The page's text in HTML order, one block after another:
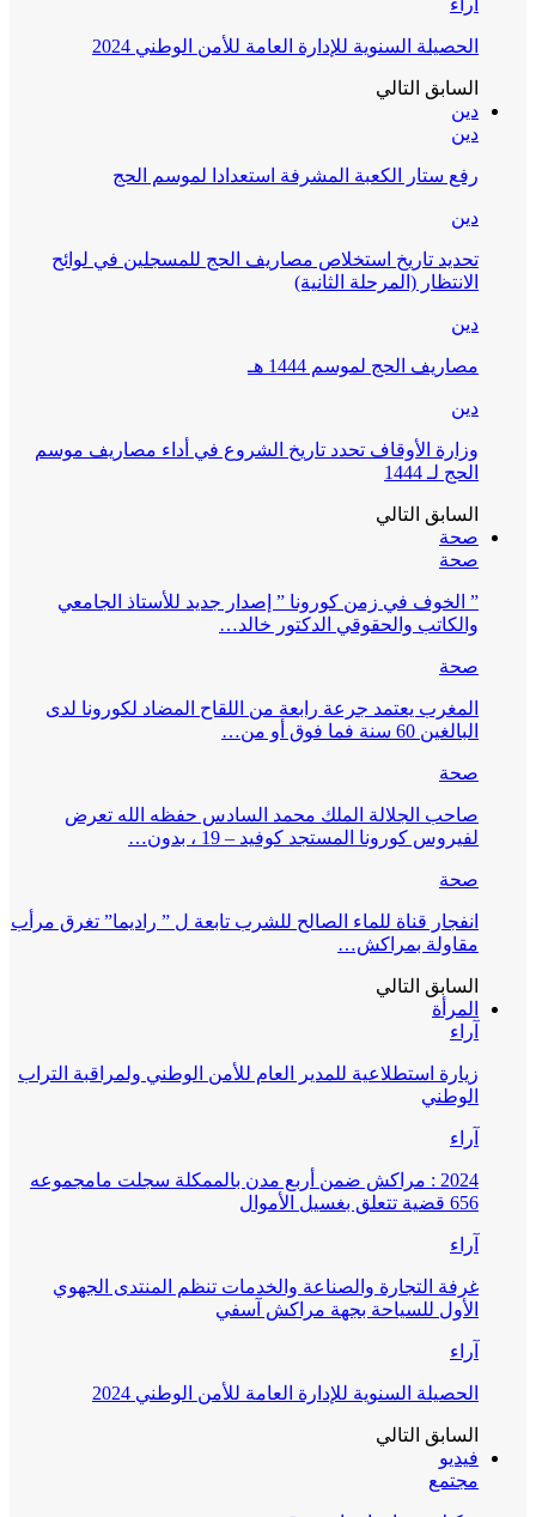
آراء
الحصيلة السنوية للإدارة العامة للأمن الوطني 2024
السابق التالي
دين
دين
رفع ستار الكعبة المشرفة استعدادا لموسم الحج
دين
تحديد تاريخ استخلاص مصاريف الحج للمسجلين في لوائح
الانتظار (المرحلة الثانية)
دين
مصاريف الحج لموسم 1444 هـ
دين
وزارة الأوقاف تحدد تاريخ الشروع في أداء مصاريف موسم
الحج لـ 1444
السابق التالي
صحة
صحة
” الخوف في زمن كورونا ” إصدار جديد للأستاذ الجامعي
والكاتب والحقوقي الدكتور خالد…
صحة
المغرب يعتمد جرعة رابعة من اللقاح المضاد لكورونا لدى
البالغين 60 سنة فما فوق أو من…
صحة
صاحب الجلالة الملك محمد السادس حفظه الله تعرض
لفيروس كورونا المستجد كوفيد – 19 ، بدون…
صحة
انفجار قناة للماء الصالح للشرب تابعة ل ” راديما” تغرق مرأب
مقاولة بمراكش…
السابق التالي
المرأة
آراء
زيارة استطلاعية للمدير العام للأمن الوطني ولمراقبة التراب
الوطني
آراء
2024 : مراكش ضمن أربع مدن بالممكلة سجلت مامجموعه
656 قضية تتعلق بغسيل الأموال
آراء
غرفة التجارة والصناعة والخدمات تنظم المنتدى الجهوي
الأول للسياحة بجهة مراكش آسفي
آراء
الحصيلة السنوية للإدارة العامة للأمن الوطني 2024
السابق التالي
فيديو
مجتمع